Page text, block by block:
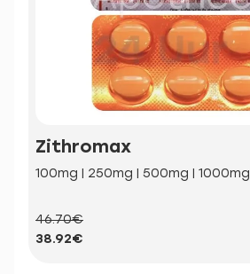
Zithromax
100mg | 250mg | 500mg | 1000mg
46.70€
38.92€